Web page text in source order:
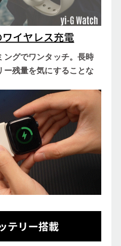
ングでワンタッチ。長時
ー残量を気にすることな